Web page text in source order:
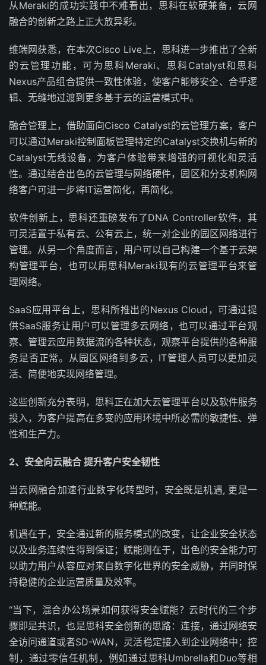
从Meraki的成功实践中不难看出，思科在软硬兼备，云网
融合的创新之路上正大放异彩。
维端网获悉，在本次Cisco Live上，思科进一步推出了全新
的云管理功能，可为思科Meraki、思科Catalyst和思科
Nexus产品组合提供一致性体验，使客户能够安全、合乎逻
辑、无缝地过渡到更多基于云的运营模式中。
融合管理上，借助面向Cisco Catalyst的云管理方案，客户
可以通过Meraki控制面板管理特定的Catalyst交换机与新的
Catalyst无线设备，为客户体验带来增强的可视化和灵活
性。通过结合出色的云管理与网络硬件，园区和分支机构网
络客户可进一步将IT运营简化，再简化。
软件创新上，思科还重磅发布了DNA Controller软件，其
可灵活置于私有云、公有云上，统一对企业的园区网络进行
管理。从另一个角度而言，用户可以自己构建一个基于云架
构管理平台，也可以用思科Meraki现有的云管理平台来管
理网络。
SaaS应用平台上，思科所推出的Nexus Cloud，可通过提
供SaaS服务让用户可以管理多云网络，也可以通过平台观
察、管理云应用数据流的各种状态，观察平台提供的各种服
务是否正常。从园区网络到多云，IT管理人员可以更加灵
活、简便地实现网络管理。
这些创新充分表明，思科正在加大云管理平台以及软件服务
投入，为客户提高在多变的应用环境中所必需的敏捷性、弹
性和生产力。
2、安全向云融合 提升客户安全韧性
当云网融合加速行业数字化转型时，安全既是机遇, 更是一
种赋能。
机遇在于，安全通过新的服务模式的改变，让企业安全状态
以及业务连续性得到保证；赋能则在于，出色的安全能力可
以助力用户从容应对来自数字化世界的安全威胁，并同时保
持稳健的企业运营质量及效率。
“当下，混合办公场景如何获得安全赋能？云时代的三个步
骤即是共识，也是思科安全创新的思路：连接，通过网络安
全访问通道或者SD-WAN，灵活稳定接入到企业网络中；控
制，通过零信任机制，例如通过思科Umbrella和Duo等相